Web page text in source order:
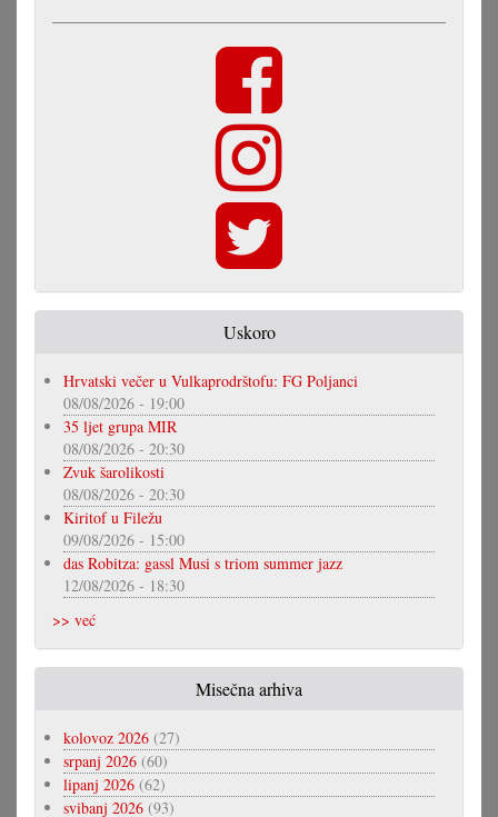
Uskoro
Hrvatski večer u Vulkaprodrštofu: FG Poljanci
08/08/2026 - 19:00
35 ljet grupa MIR
08/08/2026 - 20:30
Zvuk šarolikosti
08/08/2026 - 20:30
Kiritof u Filežu
09/08/2026 - 15:00
das Robitza: gassl Musi s triom summer jazz
12/08/2026 - 18:30
>> već
Misečna arhiva
kolovoz 2026 (27)
srpanj 2026 (60)
lipanj 2026 (62)
svibanj 2026 (93)